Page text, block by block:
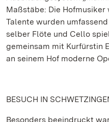
Maßstäbe: Die
Talente wurden
selber Flöte und Cello
gemeinsam mit Kurfürstin
an seinem Hof moderne
BESUCH IN
Besonders beeindruckt